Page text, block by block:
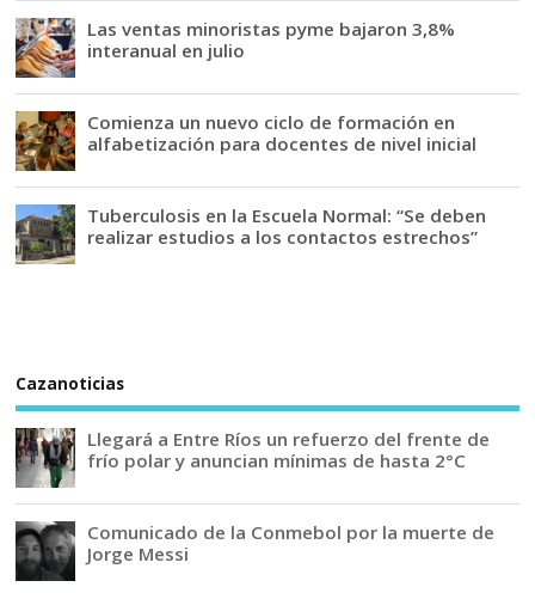
Las ventas minoristas pyme bajaron 3,8%
interanual en julio
Comienza un nuevo ciclo de formación en
alfabetización para docentes de nivel inicial
Tuberculosis en la Escuela Normal: “Se deben
realizar estudios a los contactos estrechos”
Cazanoticias
Llegará a Entre Ríos un refuerzo del frente de
frío polar y anuncian mínimas de hasta 2°C
Comunicado de la Conmebol por la muerte de
Jorge Messi